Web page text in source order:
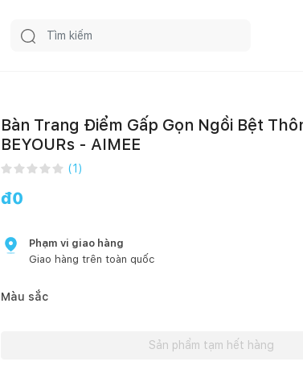
Bàn Trang Điểm Gấp Gọn Ngồi Bệt
BEYOURs - AIMEE
(1 )
đ0
Phạm vi giao hàng
Giao hàng trên toàn quốc
Màu sắc
Sản phẩm tạm hết hàng